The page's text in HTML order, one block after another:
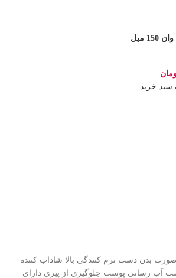
میل
سبد خرید
بدن دست نرم کنندگی بالا شاداب کننده
رسانی پوست جلوگیری از پیری دارای